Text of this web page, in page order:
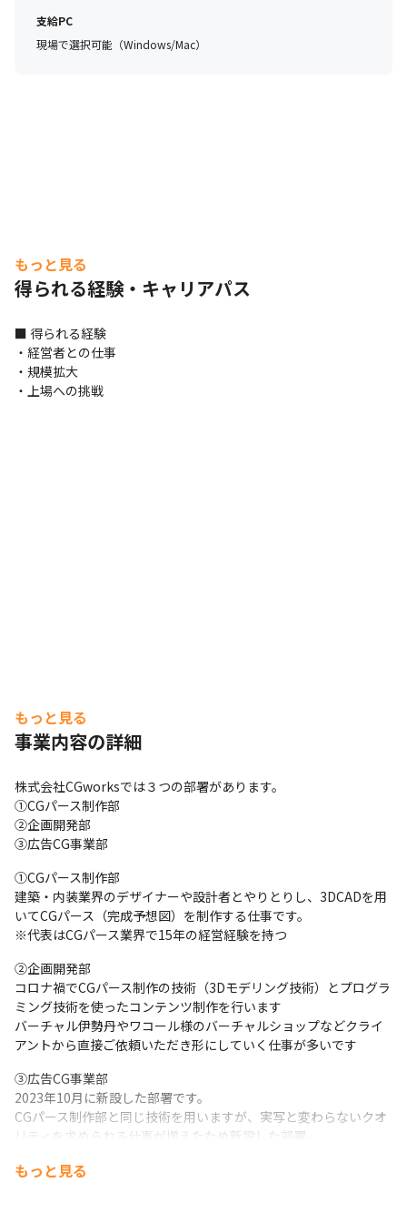
支給PC
現場で選択可能（Windows/Mac）
もっと見る
得られる経験・キャリアパス
■ 得られる経験
・経営者との仕事
・規模拡大
・上場への挑戦
もっと見る
事業内容の詳細
株式会社CGworksでは３つの部署があります。
①CGパース制作部
②企画開発部
③広告CG事業部
①CGパース制作部
建築・内装業界のデザイナーや設計者とやりとりし、3DCADを用
いてCGパース（完成予想図）を制作する仕事です。
※代表はCGパース業界で15年の経営経験を持つ
②企画開発部
コロナ禍でCGパース制作の技術（3Dモデリング技術）とプログラ
ミング技術を使ったコンテンツ制作を行います
バーチャル伊勢丹やワコール様のバーチャルショップなどクライ
アントから直接ご依頼いただき形にしていく仕事が多いです
③広告CG事業部
2023年10月に新設した部署です。
CGパース制作部と同じ技術を用いますが、実写と変わらないクオ
リティを求められる仕事が増えたため新設した部署。
もっと見る